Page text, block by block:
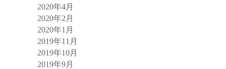
2020年4月
2020年2月
2020年1月
2019年11月
2019年10月
2019年9月